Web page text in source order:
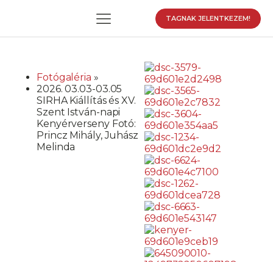
TAGNAK JELENTKEZEM!
Fotógaléria »
2026. 03.03-03.05
SIRHA Kiállítás és XV.
Szent István-napi
Kenyérverseny Fotó:
Princz Mihály, Juhász
Melinda